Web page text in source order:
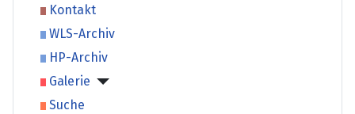
Kontakt
WLS-Archiv
HP-Archiv
Galerie
Suche